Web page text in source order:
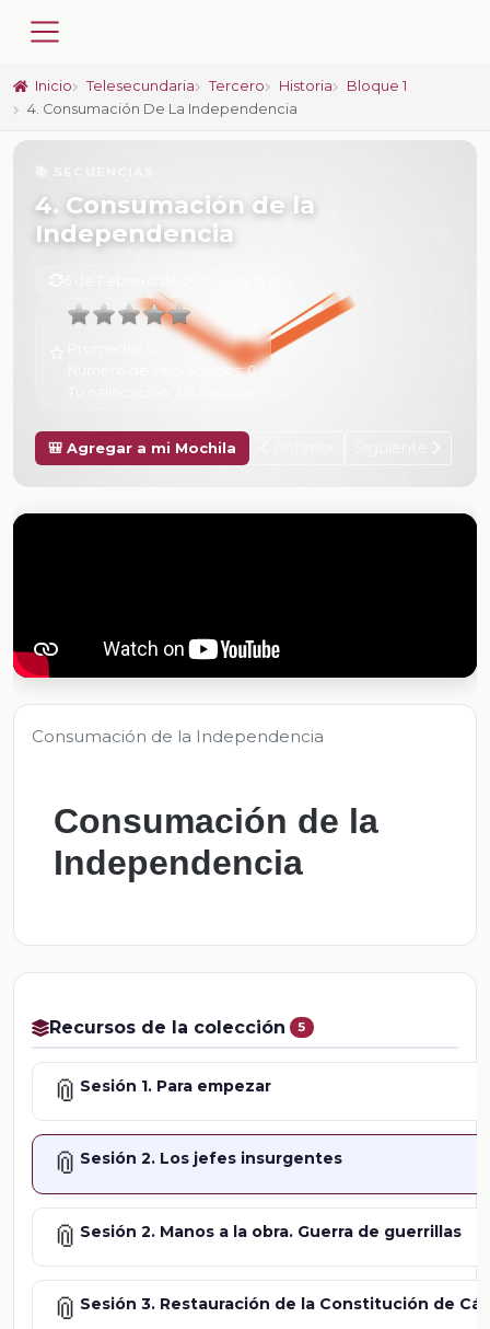
Inicio Telesecundaria Tercero Historia
Bloque 1
4. Consumación De La Independencia
4. Consumación de la
Independencia
Número de valoraciones:0
🎒 Agregar a mi Mochila
Consumación de la Independencia
Consumación de la
Independencia
Recursos de la colección 5
📎 Sesión 1. Para empezar
📎 Sesión 2. Los jefes insurgentes
📎 Sesión 2. Manos a la obra. Guerra de guerrillas
📎 Sesión 3. Restauración de la Constitución de